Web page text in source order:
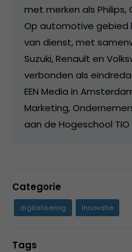
met merken als Philips,
Op automotive
van dienst, met
Suzuki, Renault en
verbonden als
EEN Media in
Marketing,
aan de Hogeschool
Categorie
digitalisering Innovatie
Tags